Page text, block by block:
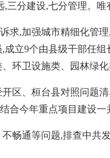
分建设,七分管理。唯
,加强城市精细化管理
成立9个由县级干部任
环卫设施类、园林绿化
、桓台县对照问题清
合今年重点项目建设一
通等问题,排查中共发